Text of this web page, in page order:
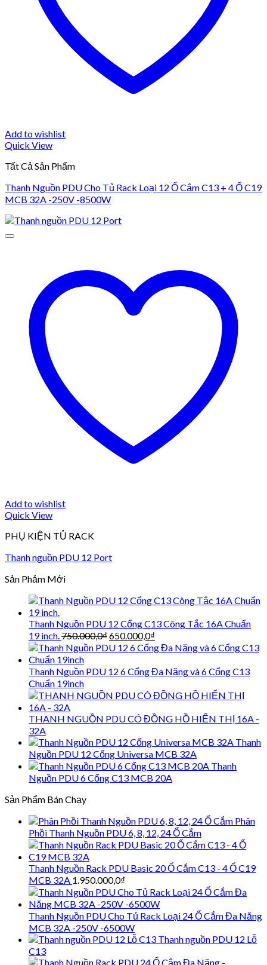
Add to wishlist
Quick View
Tất Cả Sản Phẩm
Thanh Nguồn PDU Cho Tủ Rack Loại 12 Ổ Cắm C13 + 4 Ổ C19
MCB 32A -250V -8500W
Add to wishlist
Quick View
PHỤ KIỆN TỦ RACK
Thanh nguồn PDU 12 Port
Sản Phảm Mới
Thanh Nguồn PDU 12 Cổng C13 Công Tắc 16A Chuẩn
19 inch. 750.000,0₫Giá
gốc
750.000,0₫.
650.000,0₫
hiện
là:
Thanh Nguồn PDU 12 6 Cổng Đa Năng và 6 Cổng C13
Chuẩn 19inch
THANH NGUỒN PDU CÓ ĐỒNG HỒ HIỂN THỊ 16A -
32A
Thanh
Nguồn PDU 12 Cổng Universa MCB 32A
Thanh
Nguồn PDU 6 Cổng C13 MCB 20A
Sản Phẩm Bán Chạy
Phân
Phồi Thanh Nguồn PDU 6, 8, 12, 24 Ổ Cắm
Thanh Nguồn Rack PDU Basic 20 Ổ Cắm C13 - 4 Ổ C19
MCB 32A 1.950.000,0₫
Thanh Nguồn PDU Cho Tủ Rack Loại 24 Ổ Cắm Đa Năng
MCB 32A -250V -6500W
Thanh nguồn PDU 12 Lỗ
C13